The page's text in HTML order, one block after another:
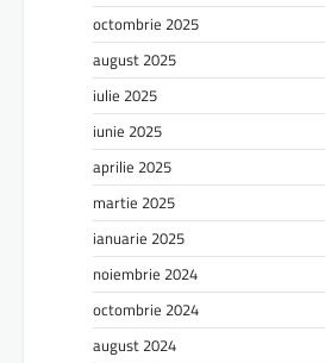
octombrie 2025
august 2025
iulie 2025
iunie 2025
aprilie 2025
martie 2025
ianuarie 2025
noiembrie 2024
octombrie 2024
august 2024